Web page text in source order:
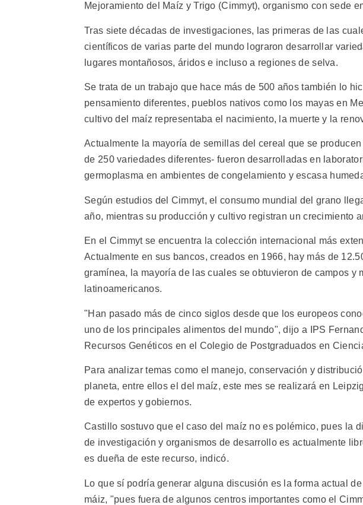
Mejoramiento del Maíz y Trigo (Cimmyt), organismo con sede
Tras siete décadas de investigaciones, las primeras de las
científicos de varias parte del mundo lograron desarrollar
lugares montañosos, áridos e incluso a regiones de selva.
Se trata de un trabajo que hace más de 500 años también lo
pensamiento diferentes, pueblos nativos como los mayas en
cultivo del maíz representaba el nacimiento, la muerte y la
Actualmente la mayoría de semillas del cereal que se
de 250 variedades diferentes- fueron desarrolladas en
germoplasma en ambientes de congelamiento y escasa
Según estudios del Cimmyt, el consumo mundial del grano
año, mientras su producción y cultivo registran un crecimiento
En el Cimmyt se encuentra la colección internacional más
Actualmente en sus bancos, creados en 1966, hay más de
gramínea, la mayoría de las cuales se obtuvieron de campos y
latinoamericanos.
"Han pasado más de cinco siglos desde que los europeos
uno de los principales alimentos del mundo", dijo a IPS
Recursos Genéticos en el Colegio de Postgraduados en
Para analizar temas como el manejo, conservación y
planeta, entre ellos el del maíz, este mes se realizará en
de expertos y gobiernos.
Castillo sostuvo que el caso del maíz no es polémico, pues la
de investigación y organismos de desarrollo es actualmente
es dueña de este recurso, indicó.
Lo que sí podría generar alguna discusión es la forma actual
máiz, "pues fuera de algunos centros importantes como el